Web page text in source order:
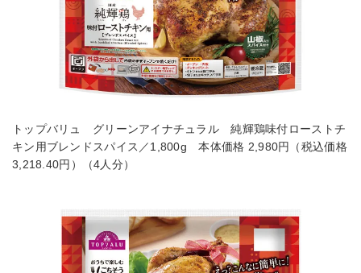
トップバリュ グリーンアイナチュラル 純輝鶏味付ローストチ
キン用ブレンドスパイス／1,800g 本体価格 2,980円（税込価格
3,218.40円）（4人分）